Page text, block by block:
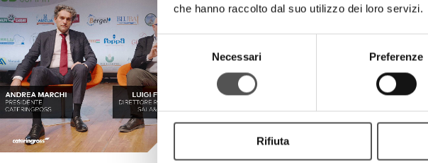
che hanno raccolto dal suo utilizzo dei loro servizi.
Selezione
del
consenso
Necessari Preferenze
Rifiuta